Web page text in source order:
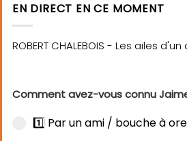
EN DIRECT EN CE MOMENT
Comment avez-vous connu
1️⃣ Par un ami / bouche à